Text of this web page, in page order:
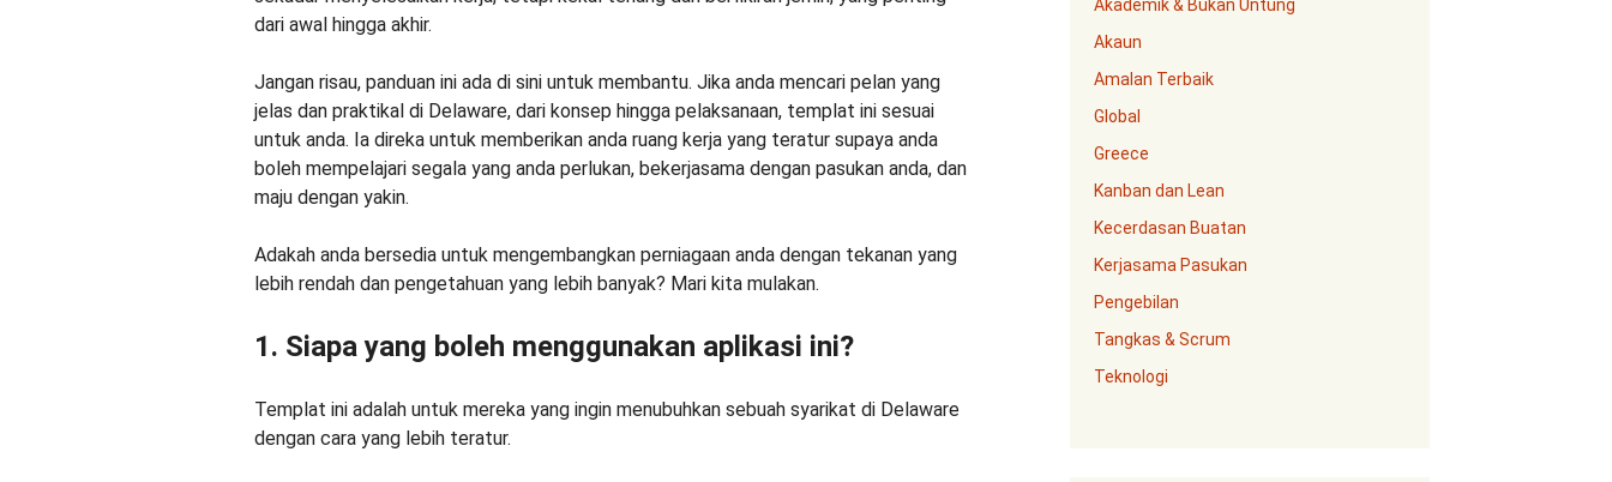
dari awal hingga akhir.
Jangan risau, panduan ini ada di sini untuk membantu. Jika anda mencari pelan yang
jelas dan praktikal di Delaware, dari konsep hingga pelaksanaan, templat ini sesuai
untuk anda. Ia direka untuk memberikan anda ruang kerja yang teratur supaya anda
boleh mempelajari segala yang anda perlukan, bekerjasama dengan pasukan anda, dan
maju dengan yakin.
Adakah anda bersedia untuk mengembangkan perniagaan anda dengan tekanan yang
lebih rendah dan pengetahuan yang lebih banyak? Mari kita mulakan.
1. Siapa yang boleh menggunakan aplikasi ini?
Templat ini adalah untuk mereka yang ingin menubuhkan sebuah syarikat di Delaware
dengan cara yang lebih teratur.
Akademik & Bukan Untung
Akaun
Amalan Terbaik
Global
Greece
Kanban dan Lean
Kecerdasan Buatan
Kerjasama Pasukan
Pengebilan
Tangkas & Scrum
Teknologi